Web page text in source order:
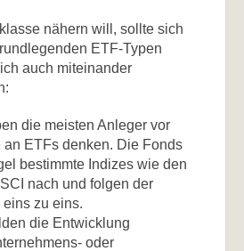
nähern will, sollte sich
ETF-Typen
auch miteinander
die meisten Anleger vor
ETFs denken. Die Fonds
bestimmte Indizes wie den
nach und folgen der
zu eins.
die Entwicklung
oder